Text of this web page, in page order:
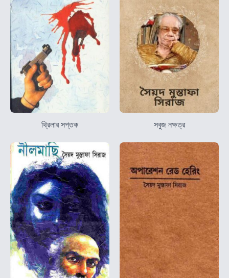
থ্রিলার সপ্তক সবুজ নক্ষত্র